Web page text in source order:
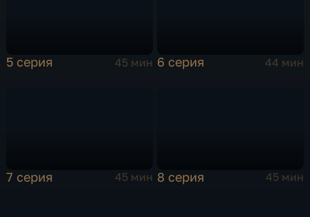
5 серия 45 мин 6 серия 44 мин
7 серия 45 мин 8 серия 45 мин